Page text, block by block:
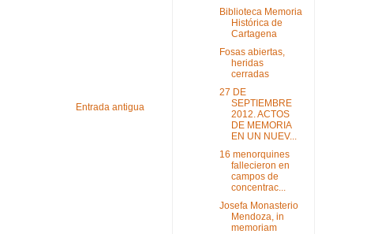
Entrada antigua
Biblioteca Memoria
Histórica de
Cartagena
Fosas abiertas,
heridas
cerradas
27 DE
SEPTIEMBRE
2012. ACTOS
DE MEMORIA
EN UN NUEV...
16 menorquines
fallecieron en
campos de
concentrac...
Josefa Monasterio
Mendoza, in
memoriam